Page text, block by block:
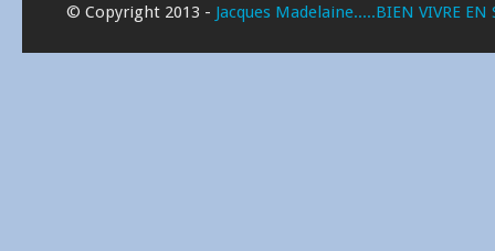
© Copyright 2013 - Jacques Madelaine.....BIEN VIVRE EN